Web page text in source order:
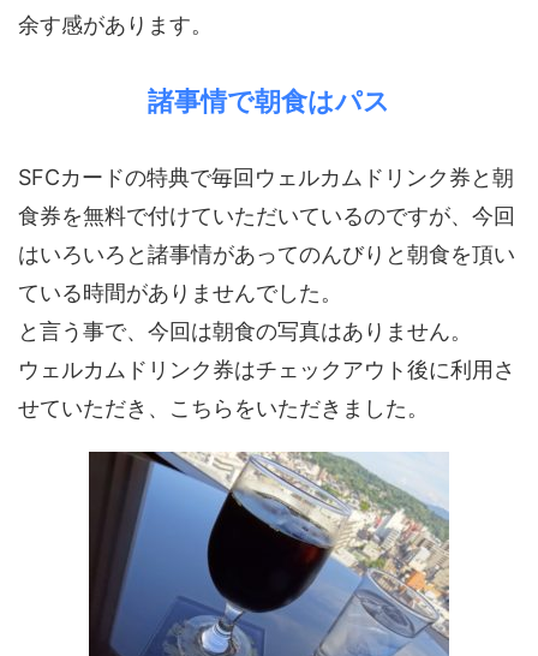
余す感があります。
諸事情で朝食はパス
SFCカードの特典で毎回ウェルカムドリンク券と朝
食券を無料で付けていただいているのですが、今回
はいろいろと諸事情があってのんびりと朝食を頂い
ている時間がありませんでした。
と言う事で、今回は朝食の写真はありません。
ウェルカムドリンク券はチェックアウト後に利用さ
せていただき、こちらをいただきました。